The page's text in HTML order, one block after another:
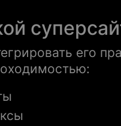
его